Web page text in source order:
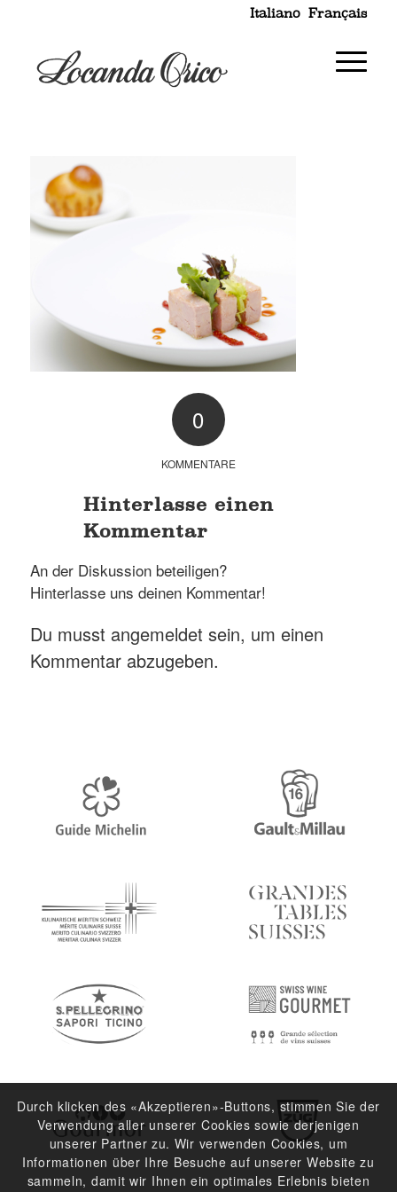
Italiano Français
0
KOMMENTARE
Hinterlasse einen
Kommentar
An der Diskussion beteiligen?
Hinterlasse uns deinen Kommentar!
Du musst angemeldet sein, um einen
Kommentar abzugeben.
Durch klicken des «Akzeptieren»-Buttons, stimmen Sie der
Verwendung aller unserer Cookies sowie derjenigen
unserer Partner zu. Wir verwenden Cookies, um
Informationen über Ihre Besuche auf unserer Website zu
sammeln, damit wir Ihnen ein optimales Erlebnis bieten